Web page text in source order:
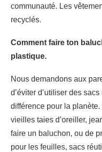
communauté. Les
recyclés.
Comment faire ton
plastique.
Nous demandons aux
d’éviter d’utiliser des
différence pour la
vieilles taies d’oreiller,
faire un baluchon, ou de
pour les feuilles, sacs